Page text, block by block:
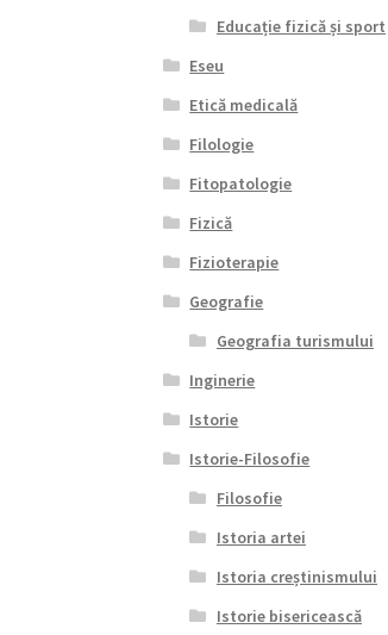
Educație fizică și sport
Eseu
Etică medicală
Filologie
Fitopatologie
Fizică
Fizioterapie
Geografie
Geografia turismului
Inginerie
Istorie
Istorie-Filosofie
Filosofie
Istoria artei
Istoria creștinismului
Istorie bisericească